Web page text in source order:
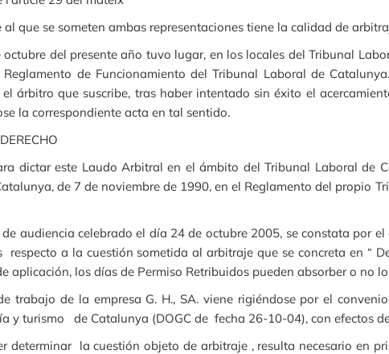
al que se someten ambas representaciones tiene la calidad de
octubre del presente año tuvo lugar, en los locales del Tribunal
de Funcionamiento del Tribunal Laboral de
árbitro que suscribe, tras haber intentado sin éxito el
la correspondiente acta en tal sentido.
dictar este Laudo Arbitral en el ámbito del Tribunal Laboral de
de 7 de noviembre de 1990, en el Reglamento del propio
audiencia celebrado el día 24 de octubre 2005, se constata por
respecto a la cuestión sometida al arbitraje que se concreta en “
aplicación, los días de Permiso Retribuidos pueden absorber o no
trabajo de la empresa G. H., SA. viene rigiéndose por el
y turismo de Catalunya (DOGC de fecha 26-10-04), con efectos
determinar la cuestión objeto de arbitraje , resulta necesario en